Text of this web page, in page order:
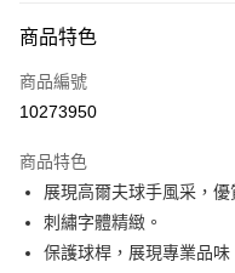
LINE Pay
Apple Pay
悠遊付
全盈+PAY
ATM付款
商品特色
商品編號
10273950
商品特色
展現高爾夫球手風采，優
刺繡字體精緻。
保護球桿，展現專業品味